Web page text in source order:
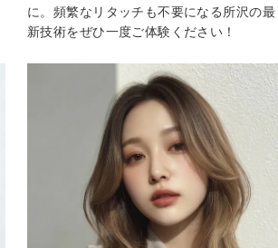
に。頻繁なリタッチも不要になる所沢の最
新技術をぜひ一度ご体験ください！